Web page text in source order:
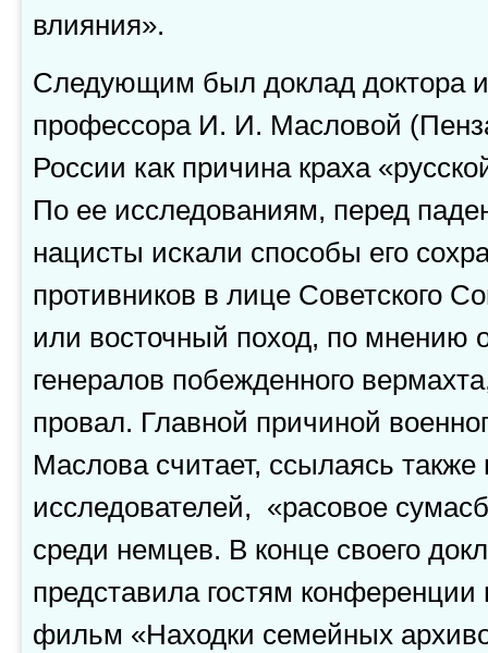
влияния».
Следующим был доклад доктора
профессора И. И. Масловой
России как причина краха
По ее исследованиям, перед
нацисты искали способы его
противников в лице Советского
или восточный поход, по мнению
генералов побежденного
провал. Главной причиной
Маслова считает, ссылаясь также
исследователей, «расовое
среди немцев. В конце своего
представила гостям
фильм «Находки семейных